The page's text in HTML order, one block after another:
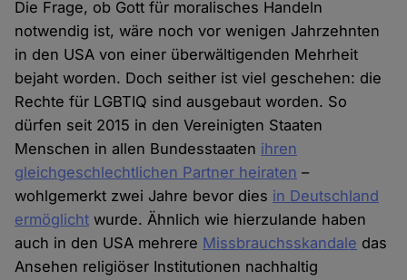
Die Frage, ob Gott für moralisches Handeln
notwendig ist, wäre noch vor wenigen Jahrzehnten
in den USA von einer überwältigenden Mehrheit
bejaht worden. Doch seither ist viel geschehen: die
Rechte für LGBTIQ sind ausgebaut worden. So
dürfen seit 2015 in den Vereinigten Staaten
Menschen in allen Bundesstaaten ihren
gleichgeschlechtlichen Partner heiraten –
wohlgemerkt zwei Jahre bevor dies in Deutschland
ermöglicht wurde. Ähnlich wie hierzulande haben
auch in den USA mehrere Missbrauchsskandale das
Ansehen religiöser Institutionen nachhaltig